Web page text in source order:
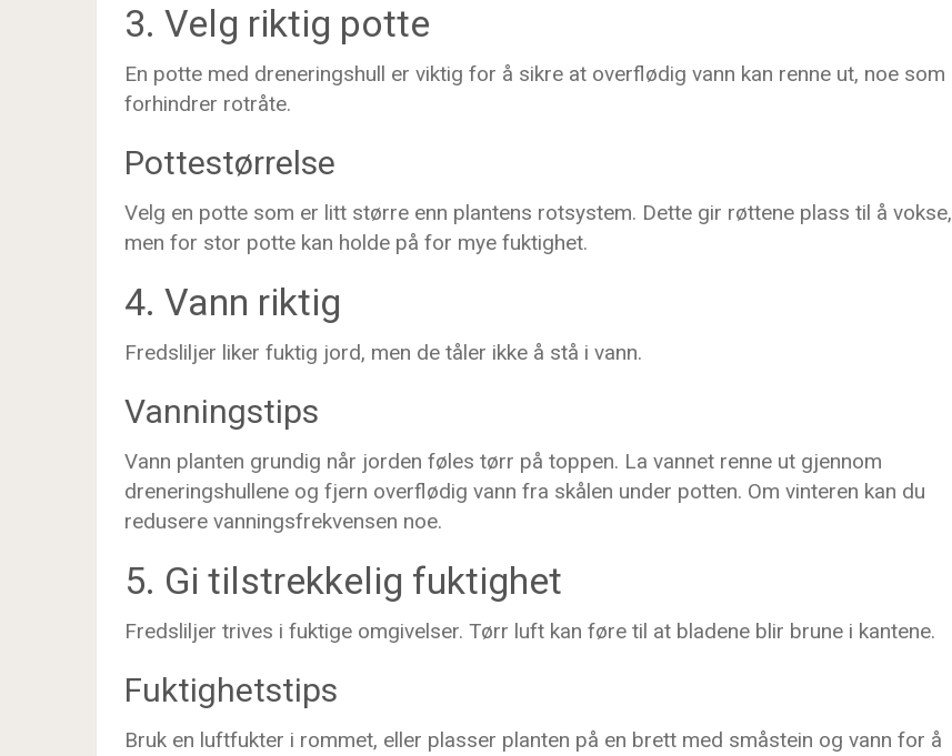
3. Velg riktig potte
En potte med dreneringshull er viktig for å sikre at overflødig vann kan renne ut, noe som
forhindrer rotråte.
Pottestørrelse
Velg en potte som er litt større enn plantens rotsystem. Dette gir røttene plass til å vokse,
men for stor potte kan holde på for mye fuktighet.
4. Vann riktig
Fredsliljer liker fuktig jord, men de tåler ikke å stå i vann.
Vanningstips
Vann planten grundig når jorden føles tørr på toppen. La vannet renne ut gjennom
dreneringshullene og fjern overflødig vann fra skålen under potten. Om vinteren kan du
redusere vanningsfrekvensen noe.
5. Gi tilstrekkelig fuktighet
Fredsliljer trives i fuktige omgivelser. Tørr luft kan føre til at bladene blir brune i kantene.
Fuktighetstips
Bruk en luftfukter i rommet, eller plasser planten på en brett med småstein og vann for å